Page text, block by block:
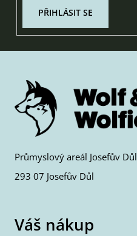
PŘIHLÁSIT SE
Průmyslový areál Josefův Důl
293 07 Josefův Důl
Váš nákup